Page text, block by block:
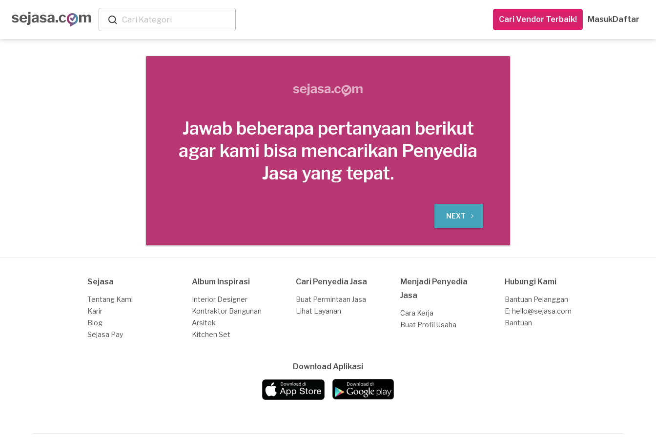
Cari Vendor Terbaik! MasukDaftar
Jawab beberapa pertanyaan berikut
agar kami bisa mencarikan Penyedia
Jasa yang tepat.
NEXT
Sejasa
Tentang Kami
Karir
Blog
Sejasa Pay
Album Inspirasi
Interior Designer
Kontraktor Bangunan
Arsitek
Kitchen Set
Cari Penyedia Jasa
Buat Permintaan Jasa
Lihat Layanan
Menjadi Penyedia
Jasa
Cara Kerja
Buat Profil Usaha
Hubungi Kami
Bantuan Pelanggan
E: hello@sejasa.com
Bantuan
Download Aplikasi